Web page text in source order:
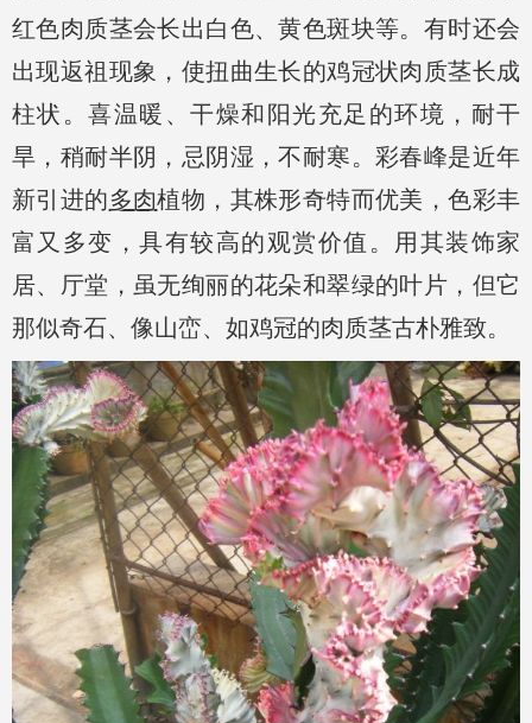
红色肉质茎会长出白色、黄色斑块等。有时还会
出现返祖现象，使扭曲生长的鸡冠状肉质茎长成
柱状。喜温暖、干燥和阳光充足的环境，耐干
旱，稍耐半阴，忌阴湿，不耐寒。彩春峰是近年
新引进的多肉植物，其株形奇特而优美，色彩丰
富又多变，具有较高的观赏价值。用其装饰家
居、厅堂，虽无绚丽的花朵和翠绿的叶片，但它
那似奇石、像山峦、如鸡冠的肉质茎古朴雅致。